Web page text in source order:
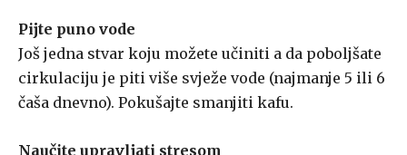
Pijte puno vode
Još jedna stvar koju možete učiniti a da poboljšate
cirkulaciju je piti više svježe vode (najmanje 5 ili 6
čaša dnevno). Pokušajte smanjiti kafu.
Naučite upravljati stresom